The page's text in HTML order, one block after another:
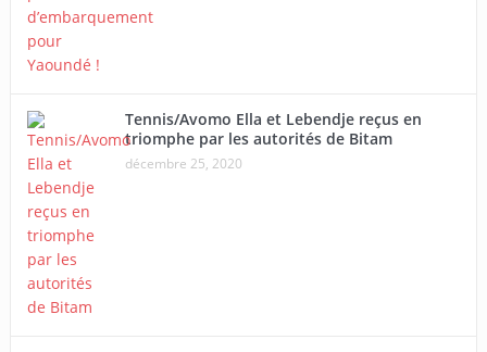
Tennis/Avomo Ella et Lebendje reçus en
triomphe par les autorités de Bitam
décembre 25, 2020